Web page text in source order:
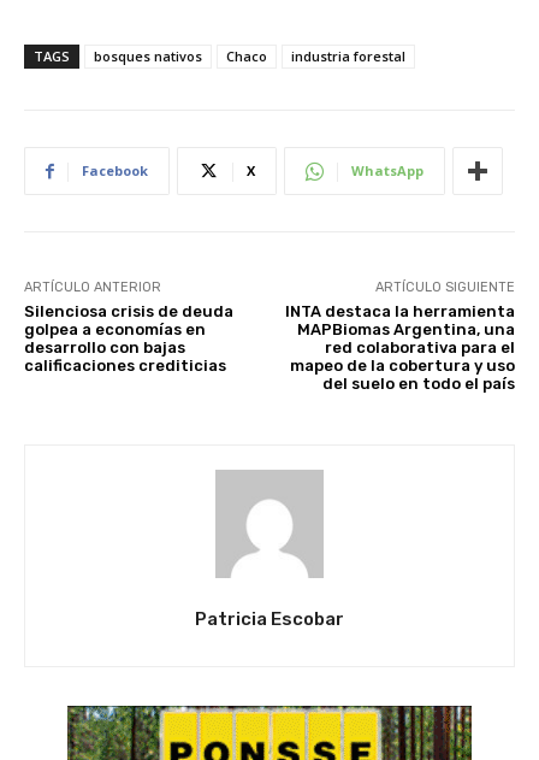
TAGS bosques nativos Chaco industria forestal
Facebook X WhatsApp
ARTÍCULO ANTERIOR
Silenciosa crisis de deuda
golpea a economías en
desarrollo con bajas
calificaciones crediticias
ARTÍCULO SIGUIENTE
INTA destaca la herramienta
MAPBiomas Argentina, una
red colaborativa para el
mapeo de la cobertura y uso
del suelo en todo el país
Patricia Escobar